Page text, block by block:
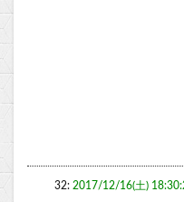
32: 2017/12/16(土)